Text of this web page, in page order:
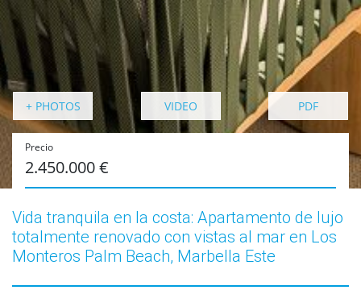
+ PHOTOS VIDEO PDF
Precio
2.450.000 €
Vida tranquila en la costa: Apartamento de lujo
totalmente renovado con vistas al mar en Los
Monteros Palm Beach, Marbella Este